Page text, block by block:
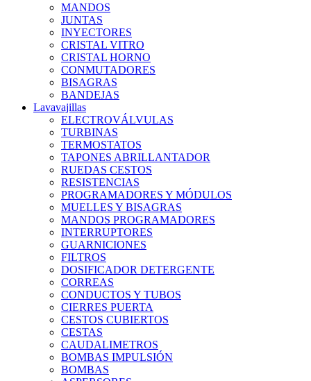
MANDOS
JUNTAS
INYECTORES
CRISTAL VITRO
CRISTAL HORNO
CONMUTADORES
BISAGRAS
BANDEJAS
Lavavajillas
ELECTROVÁLVULAS
TURBINAS
TERMOSTATOS
TAPONES ABRILLANTADOR
RUEDAS CESTOS
RESISTENCIAS
PROGRAMADORES Y MÓDULOS
MUELLES Y BISAGRAS
MANDOS PROGRAMADORES
INTERRUPTORES
GUARNICIONES
FILTROS
DOSIFICADOR DETERGENTE
CORREAS
CONDUCTOS Y TUBOS
CIERRES PUERTA
CESTOS CUBIERTOS
CESTAS
CAUDALIMETROS
BOMBAS IMPULSIÓN
BOMBAS